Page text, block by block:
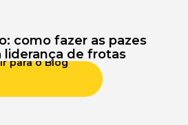
como fazer as pazes
liderança de frotas
Ir para o Blog